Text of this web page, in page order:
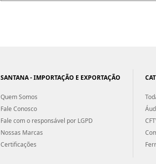
SANTANA - IMPORTAÇÃO E EXPORTAÇÃO
Quem Somos
Fale Conosco
Fale com o responsável por LGPD
Nossas Marcas
Certificações